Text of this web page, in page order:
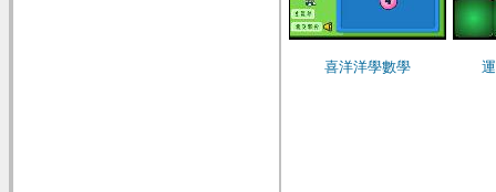
喜洋洋學數學